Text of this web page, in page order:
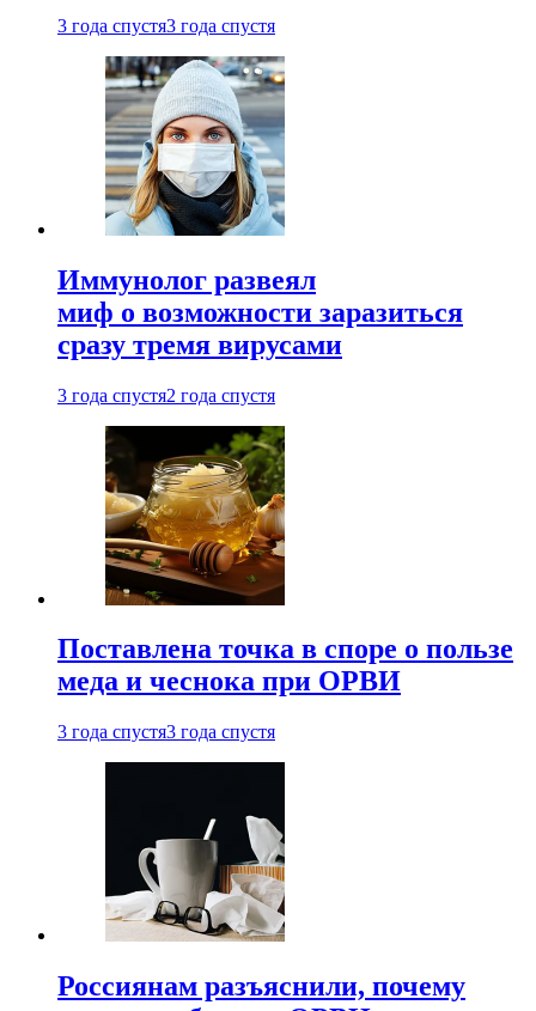
3 года спустя3 года спустя
Иммунолог развеял
миф о возможности заразиться
сразу тремя вирусами
3 года спустя2 года спустя
Поставлена точка в споре о пользе
меда и чеснока при ОРВИ
3 года спустя3 года спустя
Россиянам разъяснили, почему